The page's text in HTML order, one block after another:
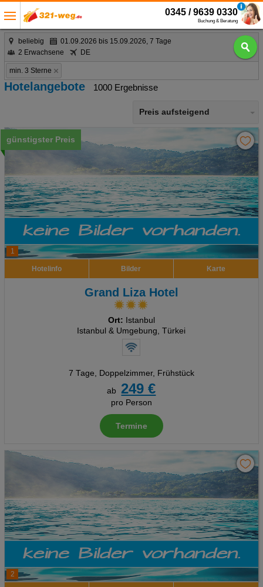
0345 / 9639 0330
Buchung & Beratung
beliebig
01.09.2026 bis 15.09.2026, 7 Tage
2 Erwachsene
DE
min. 3 Sterne
Hotelangebote 1000 Ergebnisse
Preis aufsteigend
1
günstigster Preis
Hotelinfo Bilder Karte
Grand Liza Hotel
Ort: Istanbul
Istanbul & Umgebung, Türkei
7 Tage, Doppelzimmer, Frühstück
ab
249 €
pro Person
Termine
2